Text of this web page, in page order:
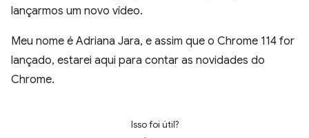
lançarmos um novo vídeo.
Meu nome é Adriana Jara, e assim que o Chrome 114 for
lançado, estarei aqui para contar as novidades do
Chrome.
Isso foi útil?